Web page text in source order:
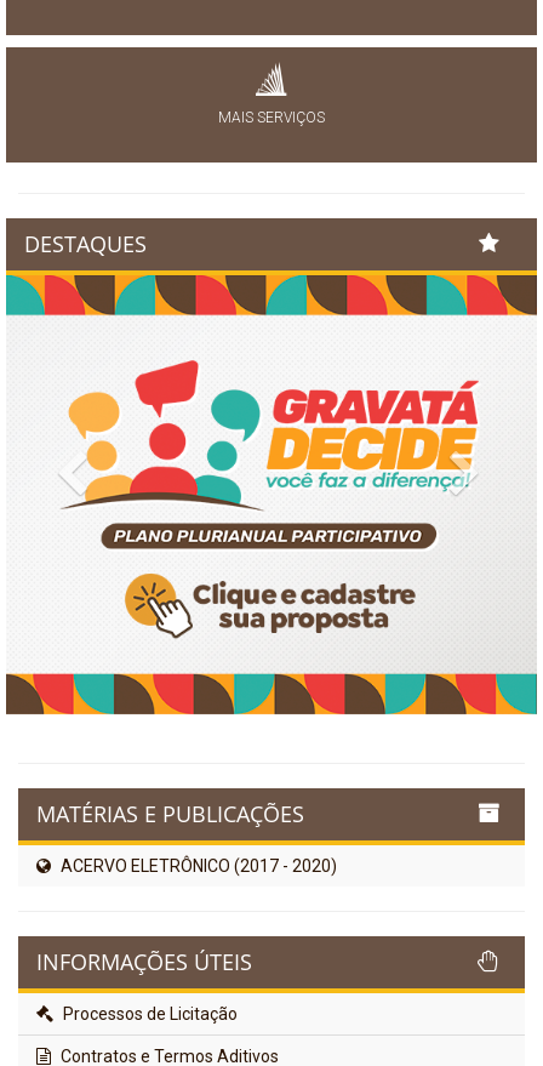
MAIS SERVIÇOS
DESTAQUES
Previous
MATÉRIAS E PUBLICAÇÕES
ACERVO ELETRÔNICO (2017 - 2020)
INFORMAÇÕES ÚTEIS
Processos de Licitação
Contratos e Termos Aditivos